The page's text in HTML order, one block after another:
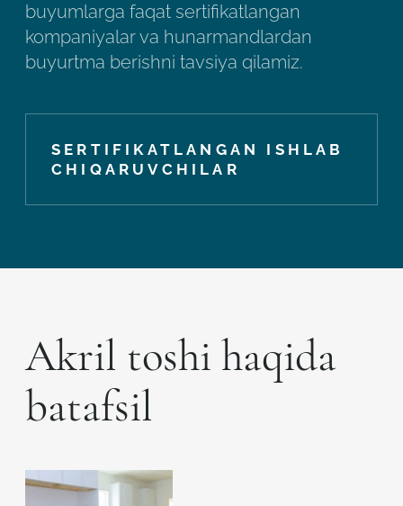
buyumlarga faqat sertifikatlangan
kompaniyalar va hunarmandlardan
buyurtma berishni tavsiya qilamiz.
SERTIFIKATLANGAN ISHLAB
CHIQARUVCHILAR
Akril toshi haqida
batafsil